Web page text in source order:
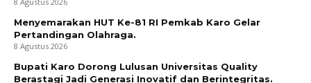
Menyemarakan HUT Ke-81 RI Pemkab Karo Gelar
Pertandingan Olahraga.
8 Agustus 2026
Bupati Karo Dorong Lulusan Universitas Quality
Berastagi Jadi Generasi Inovatif dan Berintegritas.